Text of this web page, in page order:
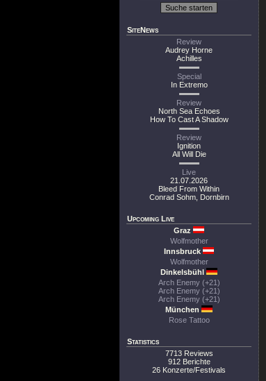
SiteNews
Review
Audrey Horne
Achilles
Special
In Extremo
Review
North Sea Echoes
How To Cast A Shadow
Review
Ignition
All Will Die
Live
21.07.2026
Bleed From Within
Conrad Sohm, Dornbirn
Upcoming Live
Graz
Wolfmother
Innsbruck
Wolfmother
Dinkelsbühl
Arch Enemy (+21)
Arch Enemy (+21)
Arch Enemy (+21)
München
Rose Tattoo
Statistics
7713 Reviews
912 Berichte
26 Konzerte/Festivals